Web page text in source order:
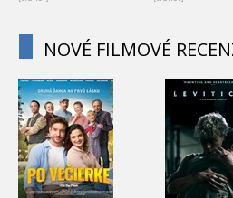
NOVÉ FILMOVÉ